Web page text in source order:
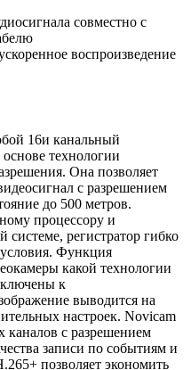
совместно с
воспроизведение
16и канальный
технологии
Она позволяет
с разрешением
до 500 метров.
процессору и
регистратор гибко
Функция
какой технологии
к
выводится на
настроек. Novicam
каналов с разрешением
записи по событиям и
позволяет экономить